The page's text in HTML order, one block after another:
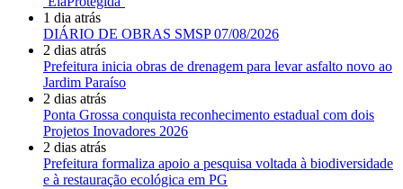
1 dia atrás
DIÁRIO DE OBRAS SMSP 07/08/2026
2 dias atrás
Prefeitura inicia obras de drenagem para levar asfalto novo ao
Jardim Paraíso
2 dias atrás
Ponta Grossa conquista reconhecimento estadual com dois
Projetos Inovadores 2026
2 dias atrás
Prefeitura formaliza apoio a pesquisa voltada à biodiversidade
e à restauração ecológica em PG